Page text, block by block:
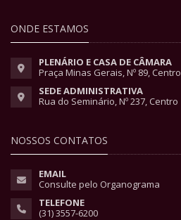
ONDE ESTAMOS
PLENÁRIO E CASA DE CÂMARA
Praça Minas Gerais, Nº 89, Centro
SEDE ADMINISTRATIVA
Rua do Seminário, Nº 237, Centro
NOSSOS CONTATOS
EMAIL
Consulte pelo Organograma
TELEFONE
(31) 3557-6200